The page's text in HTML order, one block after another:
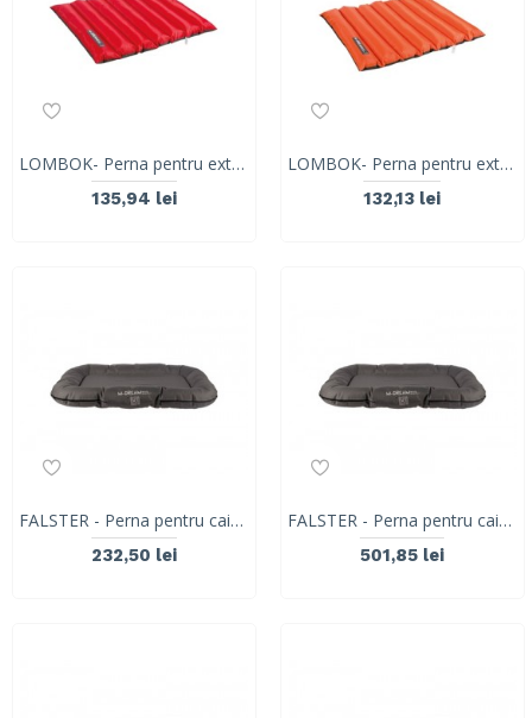
LOMBOK- Perna pentru exterior cu 2 fete, rosu, M-PETS, 85x70 cm
135,94 lei
LOMBOK- Perna pentru exterior cu 2 fete, negru 10303099
132,13 lei
FALSTER - Perna pentru caini (gri), 80 x 60 x 12 cm- S 10313613
232,50 lei
FALSTER - Perna pentru caini (gri), 140 x 7105 x 12 cm- XL 10313913
501,85 lei